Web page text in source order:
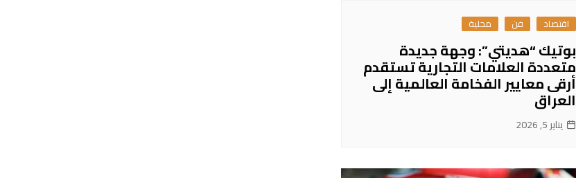
اقتصاد فن محلية
بوتيك “هديتي”: وجهة جديدة
متعددة العلامات التجارية تستقدم
أرقى معايير الفخامة العالمية إلى
العراق
يناير 5, 2026